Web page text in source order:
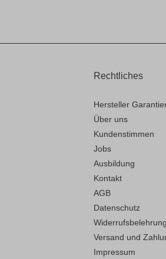
Rechtliches
Hersteller
Über uns
Kundenstimmen
Jobs
Ausbildung
Kontakt
AGB
Datenschutz
Widerrufsbelehrung
Versand und
Impressum